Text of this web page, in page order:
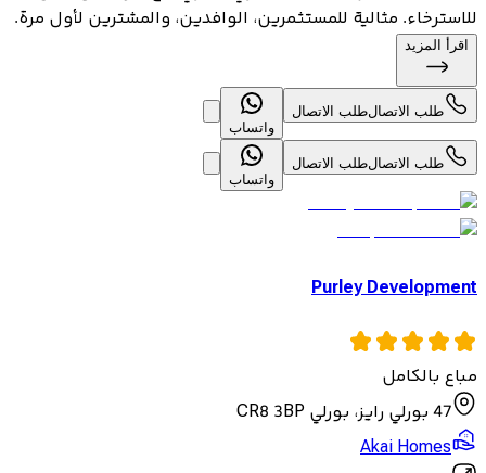
للاسترخاء. مثالية للمستثمرين، الوافدين، والمشترين لأول مرة.
اقرأ المزيد
طلب الاتصالطلب الاتصال
واتساب
طلب الاتصالطلب الاتصال
واتساب
Purley Development
مباع بالكامل
47 بورلي رايز، بورلي CR8 3BP
Akai Homes